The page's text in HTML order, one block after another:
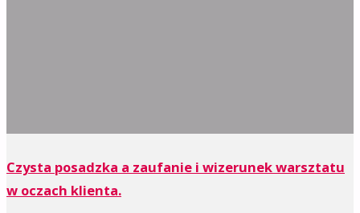
Czysta posadzka a zaufanie i wizerunek warsztatu
w oczach klienta.